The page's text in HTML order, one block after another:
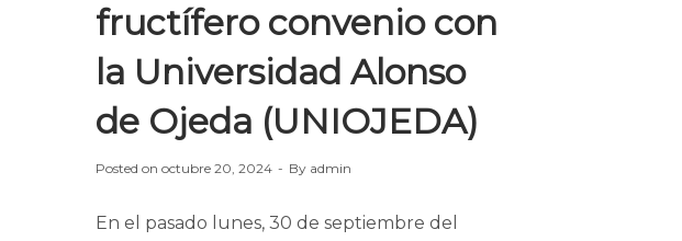
fructífero convenio con
la Universidad Alonso
de Ojeda (UNIOJEDA)
Posted on octubre 20, 2024 By admin
En el pasado lunes, 30 de septiembre del